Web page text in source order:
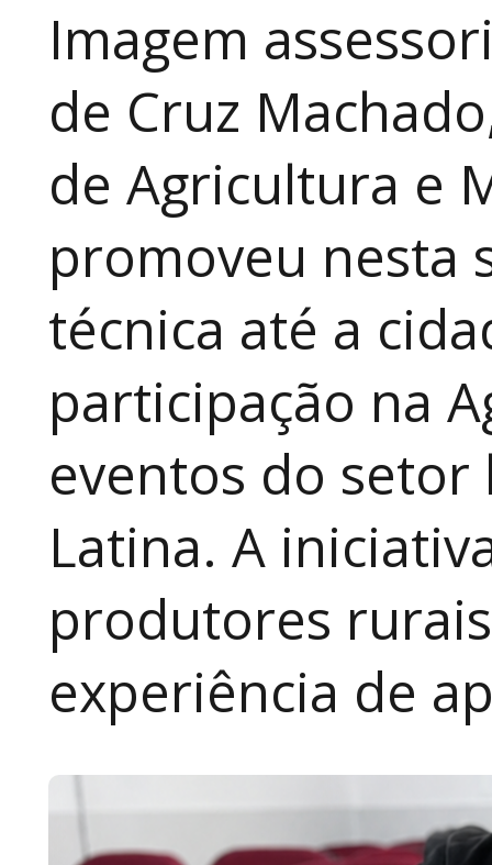
Imagem
de Cruz
de Agricultura e
promoveu nesta
técnica até a
participação na
eventos do
Latina. A
produtores
experiência de